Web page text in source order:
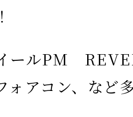
ールPM
ォアコン、など